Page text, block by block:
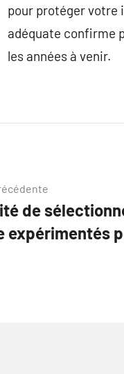
pour protéger votre
adéquate confirme
les années à venir.
de
expérimentés